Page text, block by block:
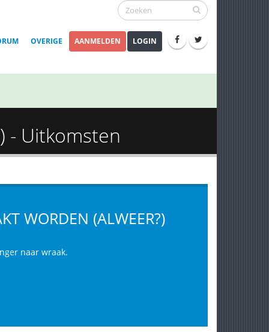
OVERIGE AANMELDEN LOGIN
- Uitkomsten
WORDEN (ALWEER?)
naar wraak.